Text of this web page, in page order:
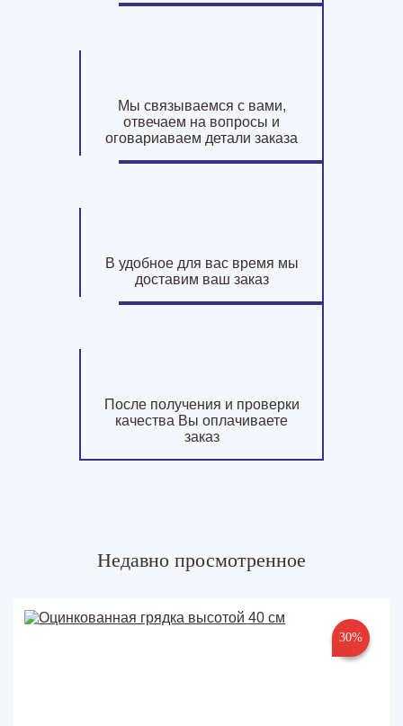
Мы связываемся с вами,
отвечаем на вопросы и
оговариаваем детали заказа
В удобное для вас время мы
доставим ваш заказ
После получения и проверки
качества Вы оплачиваете
заказ
Недавно просмотренное
30%